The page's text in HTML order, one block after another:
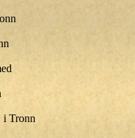
i Tronn